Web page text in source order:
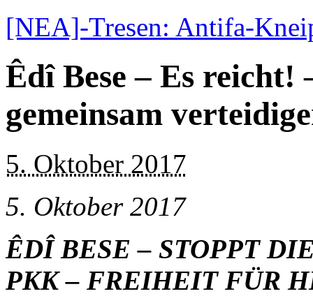
[NEA]-Tresen: Antifa-
Êdî Bese – Es reicht!
gemeinsam
5. Oktober 2017
5. Oktober 2017
ÊDÎ BESE – STOPPT
PKK – FREIHEIT FÜR